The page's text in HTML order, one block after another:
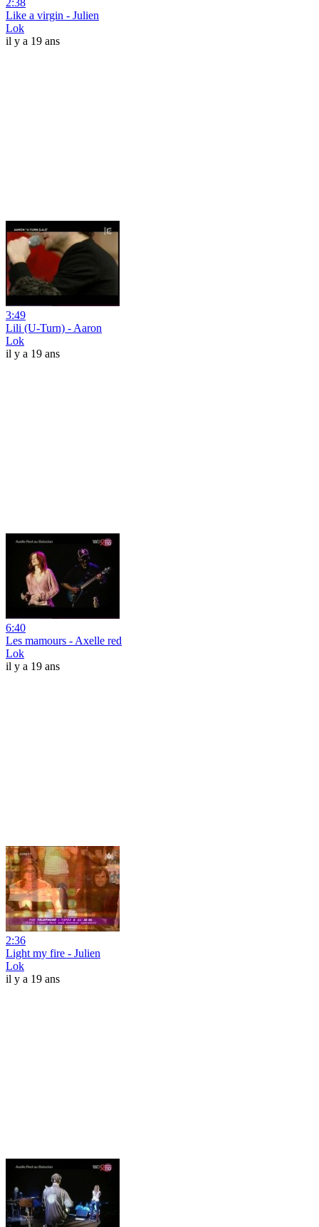
2:38
Like a virgin - Julien
Lok
il y a 19 ans
3:49
Lili (U-Turn) - Aaron
Lok
il y a 19 ans
6:40
Les mamours - Axelle red
Lok
il y a 19 ans
2:36
Light my fire - Julien
Lok
il y a 19 ans